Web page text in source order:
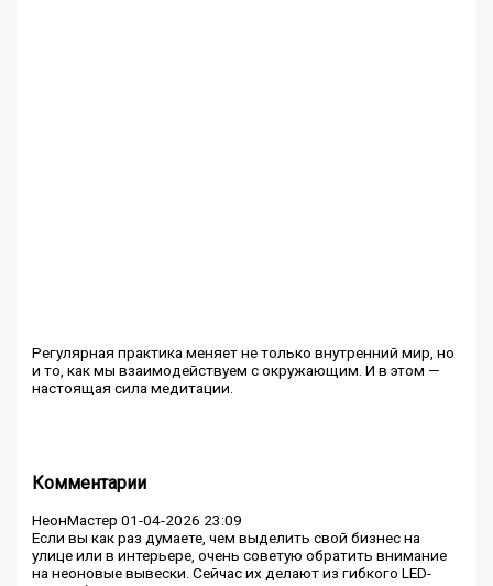
Регулярная практика меняет не только внутренний мир, но
и то, как мы взаимодействуем с окружающим. И в этом —
настоящая сила медитации.
Комментарии
НеонМастер 01-04-2026 23:09
Если вы как раз думаете, чем выделить свой бизнес на
улице или в интерьере, очень советую обратить внимание
на неоновые вывески. Сейчас их делают из гибкого LED-